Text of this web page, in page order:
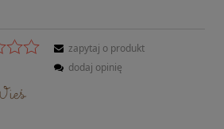
zapytaj o produkt
dodaj opinię